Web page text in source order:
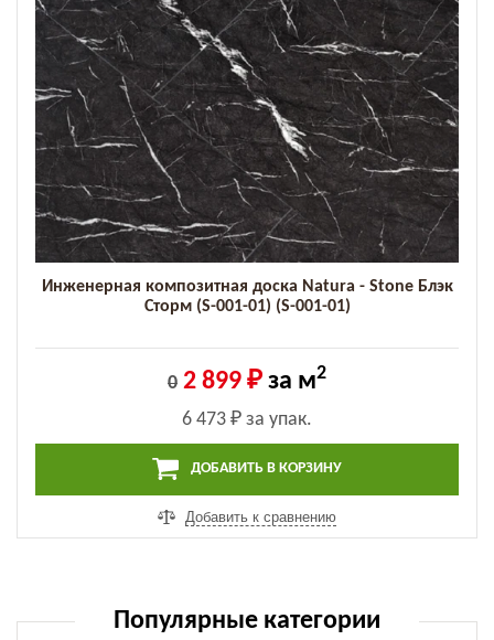
Инженерная композитная доска Natura - Stone Блэк
Сторм (S-001-01) (S-001-01)
0 2 899 ₽ за м2
6 473 ₽ за упак.
ДОБАВИТЬ В КОРЗИНУ
Добавить к сравнению
Популярные категории